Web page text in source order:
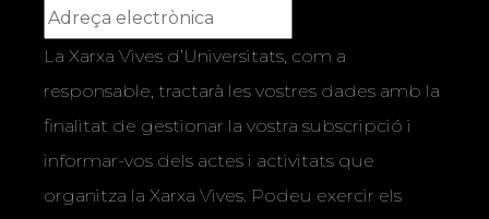
La Xarxa Vives d’Universitats, com a
responsable, tractarà les vostres dades amb la
finalitat de gestionar la vostra subscripció i
informar-vos dels actes i activitats que
organitza la Xarxa Vives. Podeu exercir els